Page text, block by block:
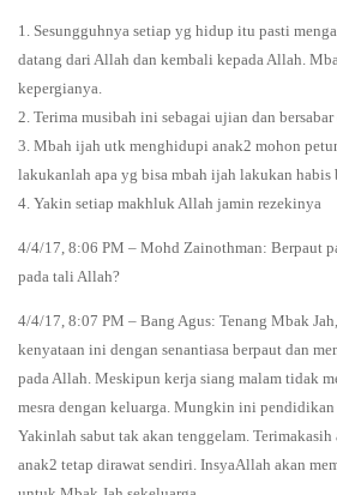
1. Sesungguhnya setiap yg hidup itu pasti
datang dari Allah dan kembali kepada Allah.
kepergianya.
2. Terima musibah ini sebagai ujian dan bersabar
3. Mbah ijah utk menghidupi anak2 mohon
lakukanlah apa yg bisa mbah ijah lakukan habis
4. Yakin setiap makhluk Allah jamin rezekinya
4/4/17, 8:06 PM – Mohd Zainothman: Berpaut
pada tali Allah?
4/4/17, 8:07 PM – Bang Agus: Tenang Mbak
kenyataan ini dengan senantiasa berpaut dan
pada Allah. Meskipun kerja siang malam tidak
mesra dengan keluarga. Mungkin ini pendidikan
Yakinlah sabut tak akan tenggelam. Terimakasih
anak2 tetap dirawat sendiri. InsyaAllah akan